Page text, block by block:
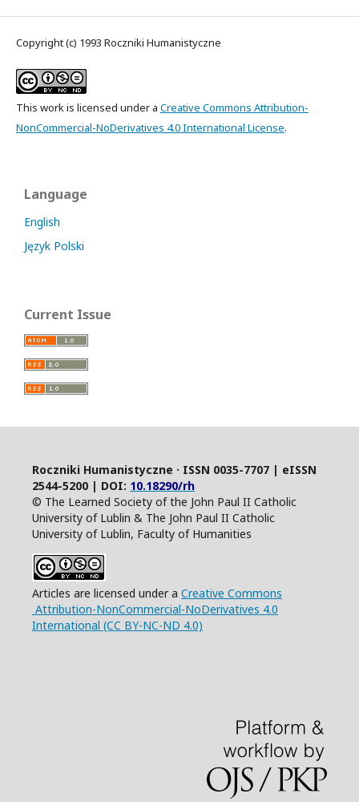
Copyright (c) 1993 Roczniki Humanistyczne
This work is licensed under a Creative Commons Attribution-
NonCommercial-NoDerivatives 4.0 International License.
Language
English
Język Polski
Current Issue
Roczniki Humanistyczne · ISSN 0035-7707 | eISSN
2544-5200 | DOI: 10.18290/rh
© The Learned Society of the John Paul II Catholic
University of Lublin & The John Paul II Catholic
University of Lublin, Faculty of Humanities
Articles are licensed under a Creative Commons
Attribution-NonCommercial-NoDerivatives 4.0
International (CC BY-NC-ND 4.0)